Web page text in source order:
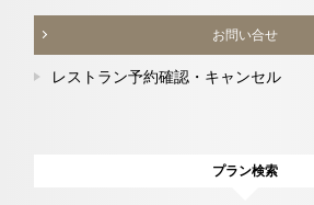
お問い合せ
レストラン予約確認・キャンセル
プラン検索